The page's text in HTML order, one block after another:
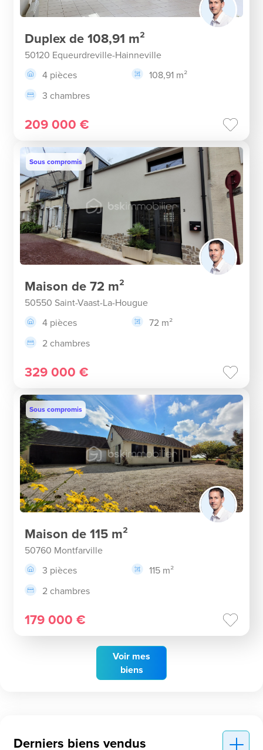
Voir mes
biens
Duplex de 108,91 m²
50120 Equeurdreville-Hainneville
4 pièces
108,91 m²
3 chambres
209 000 €
Sous compromis
Maison de 72 m²
50550 Saint-Vaast-La-Hougue
4 pièces
72 m²
2 chambres
329 000 €
Sous compromis
Maison de 115 m²
50760 Montfarville
3 pièces
115 m²
2 chambres
179 000 €
Derniers biens vendus